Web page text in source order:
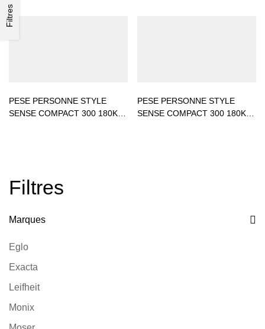
Filtres
Marques
Eglo
Exacta
Leifheit
Monix
Filtres
PESE PERSONNE STYLE
SENSE COMPACT 300 180KG
PESE PERSONNE STYLE
SENSE COMPACT 300 180KG